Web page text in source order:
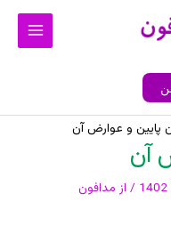
Main
پایین و عوارض آن
آن
/ از مدافون